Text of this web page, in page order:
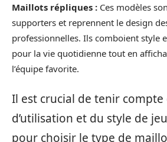
Maillots répliques : Ces modèles
supporters et reprennent le design
professionnelles. Ils comboient style
pour la vie quotidienne tout en
l’équipe favorite.
Il est crucial de tenir
d’utilisation et du style de
pour choisir le type de